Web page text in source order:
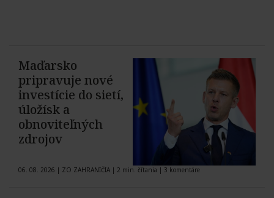
Maďarsko
pripravuje nové
investície do sietí,
úložísk a
obnoviteľných
zdrojov
06. 08. 2026 | ZO ZAHRANIČIA | 2 min. čítania | 3 komentáre